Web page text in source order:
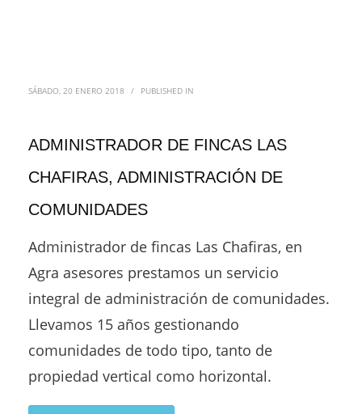
SÁBADO, 20 ENERO 2018 / PUBLISHED IN
ADMINISTRADOR DE FINCAS LAS
CHAFIRAS, ADMINISTRACIÓN DE
COMUNIDADES
Administrador de fincas Las Chafiras, en
Agra asesores prestamos un servicio
integral de administración de comunidades.
Llevamos 15 años gestionando
comunidades de todo tipo, tanto de
propiedad vertical como horizontal.